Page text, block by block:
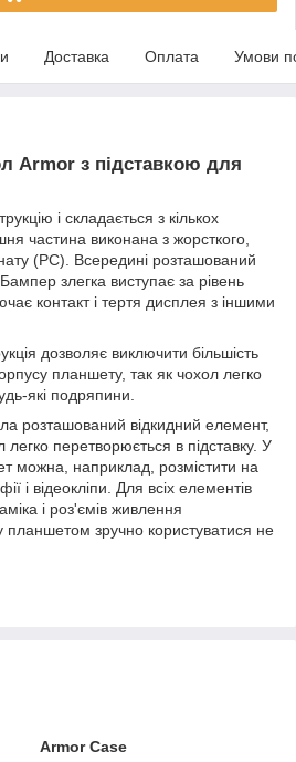
Доставка Оплата Умови
Armor з підставкою для
і складається з кількох
частина виконана з жорсткого,
(PC). Всередині розташований
злегка виступає за рівень
контакт і тертя дисплея з іншими
дозволяє виключити більшість
планшету, так як чохол легко
які подряпини.
розташований відкидний елемент,
легко перетворюється в підставку. У
можна, наприклад, розмістити на
і відеокліпи. Для всіх елементів
і роз'ємів живлення
планшетом зручно користуватися не
Armor Case